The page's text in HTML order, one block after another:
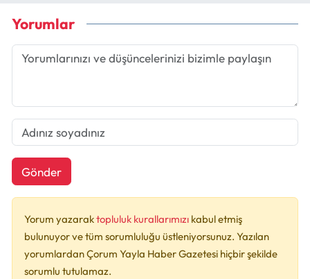
Yorumlar
Gönder
Yorum yazaraktopluluk kurallarımızı kabul etmiş
bulunuyor ve tüm sorumluluğu üstleniyorsunuz. Yazılan
yorumlardan Çorum Yayla Haber Gazetesi hiçbir şekilde
sorumlu tutulamaz.